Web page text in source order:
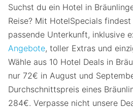
Suchst du ein Hotel in
Reise? Mit HotelSpecials
passende Unterkunft, inklusive
Angebote, toller Extras und
Wähle aus 10 Hotel Deals in
nur 72€ in August und
Durchschnittspreis eines
284€. Verpasse nicht unsere